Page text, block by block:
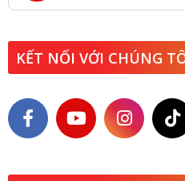
KẾT NỐI VỚI CHÚNG